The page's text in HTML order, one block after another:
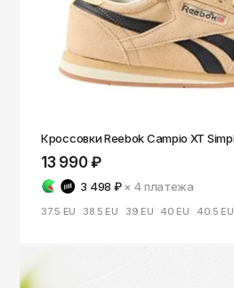
Кроссовки Reebok Campio XT
13 990 ₽
3 498 ₽ × 4платежа
37.5 EU 38.5 EU 39 EU 40 EU 40.5 EU